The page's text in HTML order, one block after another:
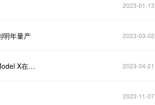
2023-01-13
明年量产 2023-03-02
毛利率创两年新低后特斯拉（TSLA.US）再次调价 提高Model S和Model X在美售价 2023-04-21
2023-11-07